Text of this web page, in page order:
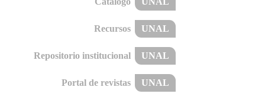
Recursos UNAL
Repositorio institucional UNAL
Portal de revistas UNAL